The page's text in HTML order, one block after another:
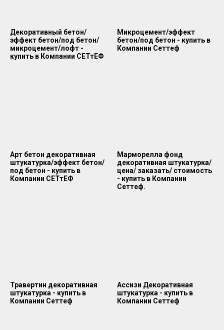
Декоративный бетон/
эффект бетон/под бетон/
микроцемент/лофт -
купить в Компании СЕТтЕФ
Микроцемент/эффект
бетон/под бетон - купить в
Компании Сеттеф
Арт бетон декоративная
штукатурка/эффект бетон/
под бетон - купить в
Компании СЕТтЕФ
Марморелла фонд
декоративная штукатурка/
цена/ заказать/ стоимость
- купить в Компании
Сеттеф.
Травертин декоративная
штукатурка - купить в
Компании Сеттеф
Ассизи Декоративная
штукатурка - купить в
Компании Сеттеф